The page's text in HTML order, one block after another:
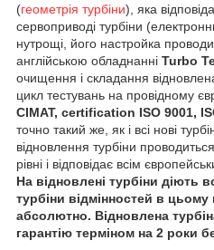
(геометрія турбіни), яка
сервоприводі турбіни
нутрощі, його настройка
англійською обладнанні Turbo
очищення і складання
цикл тестувань на провідному
CIMAT, certification ISO 9001,
точно такий же, як і всі нові
відновлення турбіни
рівні і відповідає всім
На відновлені турбіни діють
турбіни відмінностей в цьому
абсолютно. Відновлена
гарантію терміном на 2 роки